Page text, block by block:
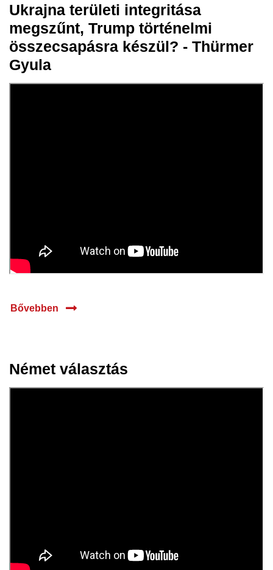
05 márc.
2025
Ukrajna területi integritása
megszűnt, Trump történelmi
összecsapásra készül? - Thürmer
Gyula
Bővebben
Német választás